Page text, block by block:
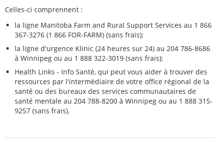
Celles-ci comprennent :
la ligne Manitoba Farm and Rural Support Services au 1 866
367-3276 (1 866 FOR-FARM) (sans frais);
la ligne d'urgence Klinic (24 heures sur 24) au 204 786-8686
à Winnipeg ou au 1 888 322-3019 (sans frais);
Health Links - Info Santé, qui peut vous aider à trouver des
ressources par l'intermédiaire de votre office régional de la
santé ou des bureaux des services communautaires de
santé mentale au 204 788-8200 à Winnipeg ou au 1 888 315-
9257 (sans frais).